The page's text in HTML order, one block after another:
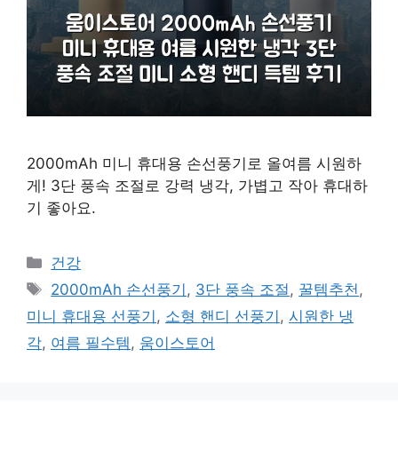
2000mAh 미니 휴대용 손선풍기로 올여름 시원하
게! 3단 풍속 조절로 강력 냉각, 가볍고 작아 휴대하
기 좋아요.
카
테
리
건강
태
그
2000mAh 손선풍기 , 3단 풍속 조절 , 꿀템추천,
미니 휴대용 선풍기 , 소형 핸디 선풍기 , 시원한 냉
각, 여름 필수템, 움이스토어